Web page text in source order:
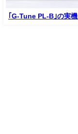
｢G-Tune PL-B｣の実